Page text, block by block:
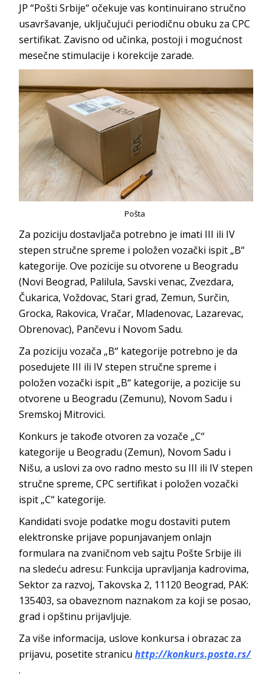
JP “Pošti Srbije“ očekuje vas kontinuirano stručno
usavršavanje, uključujući periodičnu obuku za CPC
sertifikat. Zavisno od učinka, postoji i mogućnost
mesečne stimulacije i korekcije zarade.
Pošta
Za poziciju dostavljača potrebno je imati III ili IV
stepen stručne spreme i položen vozački ispit „B“
kategorije. Ove pozicije su otvorene u Beogradu
(Novi Beograd, Palilula, Savski venac, Zvezdara,
Čukarica, Voždovac, Stari grad, Zemun, Surčin,
Grocka, Rakovica, Vračar, Mladenovac, Lazarevac,
Obrenovac), Pančevu i Novom Sadu.
Za poziciju vozača „B“ kategorije potrebno je da
posedujete III ili IV stepen stručne spreme i
položen vozački ispit „B“ kategorije, a pozicije su
otvorene u Beogradu (Zemunu), Novom Sadu i
Sremskoj Mitrovici.
Konkurs je takođe otvoren za vozače „C“
kategorije u Beogradu (Zemun), Novom Sadu i
Nišu, a uslovi za ovo radno mesto su III ili IV stepen
stručne spreme, CPC sertifikat i položen vozački
ispit „C“ kategorije.
Kandidati svoje podatke mogu dostaviti putem
elektronske prijave popunjavanjem onlajn
formulara na zvaničnom veb sajtu Pošte Srbije ili
na sledeću adresu: Funkcija upravljanja kadrovima,
Sektor za razvoj, Takovska 2, 11120 Beograd, PAK:
135403, sa obaveznom naznakom za koji se posao,
grad i opštinu prijavljuje.
Za više informacija, uslove konkursa i obrazac za
prijavu, posetite stranicuhttp://konkurs.posta.rs/
.